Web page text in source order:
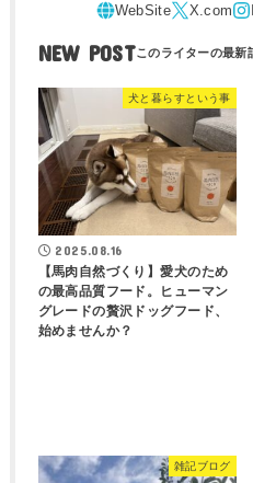
NEW POST
犬と暮らすという事
2025.08.16
【馬肉自然づくり】愛犬のため
の最高品質フード。ヒューマン
グレードの贅沢ドッグフード、
始めませんか？
雑記ブログ